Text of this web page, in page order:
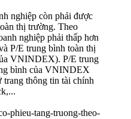
nghiệp còn phải được
thị trường. Theo
nghiệp phải thấp hơn
P/E trung bình toàn thị
VNINDEX). P/E trung
bình của VNINDEX
trang thông tin tài chính